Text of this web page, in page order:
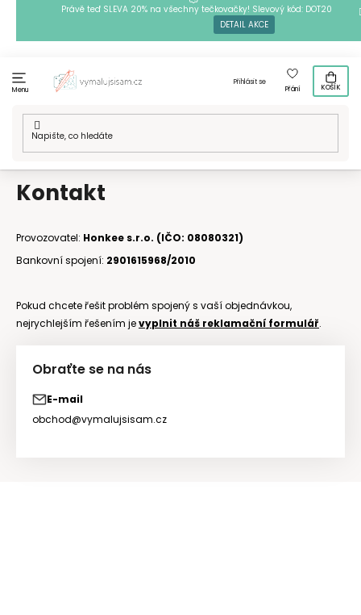
Právě teď SLEVA 20% na všechny tečkovačky! Slevový kód: DOT20
DETAIL AKCE
Menu
Přihlásit se
Přání
KOŠÍK
Domů
Kontakt
Provozovatel: Honkee s.r.o. (IČO: 08080321)
Bankovní spojení: 2901615968/2010
Pokud chcete řešit problém spojený s vaší objednávkou,
nejrychlejším řešením jevyplnit náš reklamační formulář.
Obraťte se na nás
E-mail
obchod@vymalujsisam.cz